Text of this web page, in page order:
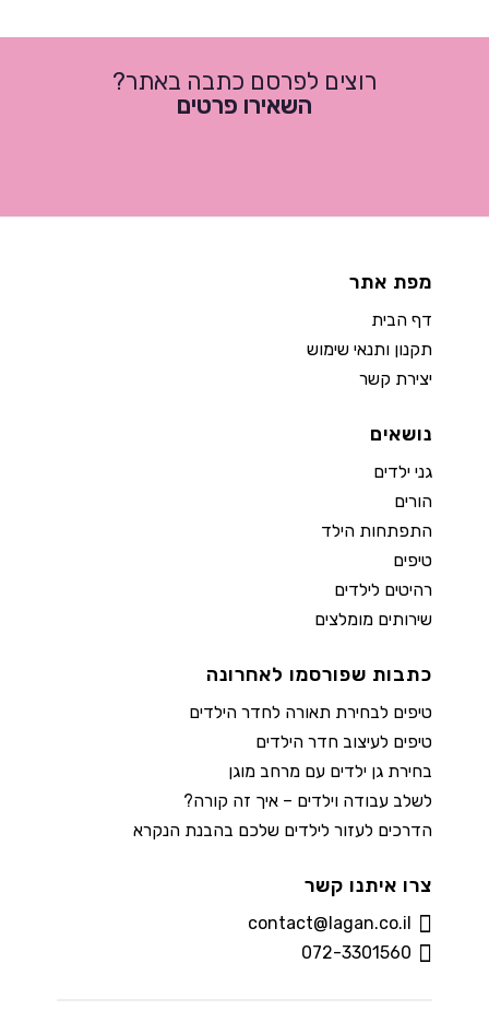
רוצים לפרסם כתבה באתר?
השאירו פרטים
מפת אתר
דף הבית
תקנון ותנאי שימוש
יצירת קשר
נושאים
גני ילדים
הורים
התפתחות הילד
טיפים
רהיטים לילדים
שירותים מומלצים
כתבות שפורסמו לאחרונה
טיפים לבחירת תאורה לחדר הילדים
טיפים לעיצוב חדר הילדים
בחירת גן ילדים עם מרחב מוגן
לשלב עבודה וילדים – איך זה קורה?
הדרכים לעזור לילדים שלכם בהבנת הנקרא
צרו איתנו קשר
contact@lagan.co.il
072-3301560